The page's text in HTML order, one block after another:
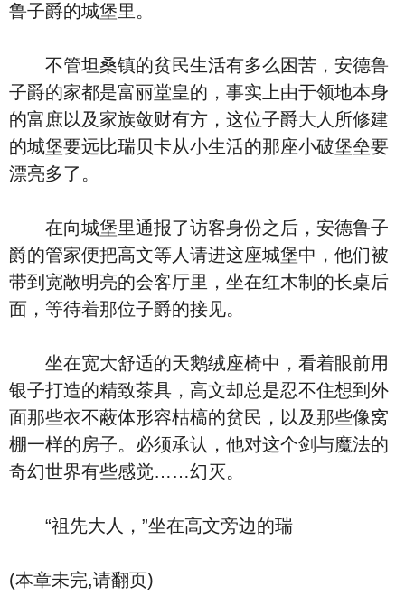
鲁子爵的城堡里。
不管坦桑镇的贫民生活有多么困苦，安德鲁
子爵的家都是富丽堂皇的，事实上由于领地本身
的富庶以及家族敛财有方，这位子爵大人所修建
的城堡要远比瑞贝卡从小生活的那座小破堡垒要
漂亮多了。
在向城堡里通报了访客身份之后，安德鲁子
爵的管家便把高文等人请进这座城堡中，他们被
带到宽敞明亮的会客厅里，坐在红木制的长桌后
面，等待着那位子爵的接见。
坐在宽大舒适的天鹅绒座椅中，看着眼前用
银子打造的精致茶具，高文却总是忍不住想到外
面那些衣不蔽体形容枯槁的贫民，以及那些像窝
棚一样的房子。必须承认，他对这个剑与魔法的
奇幻世界有些感觉……幻灭。
“祖先大人，”坐在高文旁边的瑞
(本章未完,请翻页)